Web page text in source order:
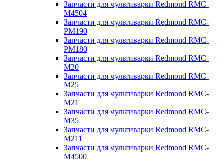
Запчасти для мультиварки Redmond RMC-
M4504
Запчасти для мультиварки Redmond RMC-
PM190
Запчасти для мультиварки Redmond RMC-
PM180
Запчасти для мультиварки Redmond RMC-
M20
Запчасти для мультиварки Redmond RMC-
M25
Запчасти для мультиварки Redmond RMC-
M21
Запчасти для мультиварки Redmond RMC-
M35
Запчасти для мультиварки Redmond RMC-
M211
Запчасти для мультиварки Redmond RMC-
M4500